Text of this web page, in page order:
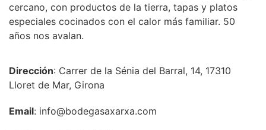
cercano, con productos de la tierra, tapas y platos
especiales cocinados con el calor más familiar. 50
años nos avalan.
Dirección: Carrer de la Sénia del Barral, 14, 17310
Lloret de Mar, Girona
Email: info@bodegasaxarxa.com